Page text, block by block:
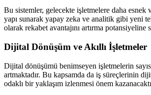
Bu sistemler, gelecekte işletmelere daha
yapı sunarak yapay zeka ve analitik gibi yeni
olarak rekabet avantajını artırma potansiyeline
Dijital Dönüşüm ve Akıllı İşletmeler
Dijital dönüşümü benimseyen işletmelerin
artmaktadır. Bu kapsamda da iş süreçlerinin
odaklı bir yaklaşım izlenmesi önem